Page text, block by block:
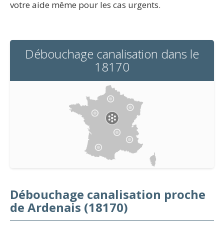
votre aide même pour les cas urgents.
Débouchage canalisation dans le
18170
Débouchage canalisation proche
de Ardenais (18170)